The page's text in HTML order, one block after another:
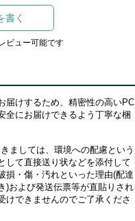
書く
ビュー可能です
届けするため、精密性の高いPC
全にお届けできるよう丁寧な梱
ましては、環境への配慮という
して直接送り状などを添付して
損・傷・汚れといった理由(配達
)および発送伝票等が直貼りされ
けできませんのでご了承くださ